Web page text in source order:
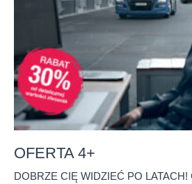
OFERTA 4+
DOBRZE CIĘ WIDZIEĆ PO LATACH!